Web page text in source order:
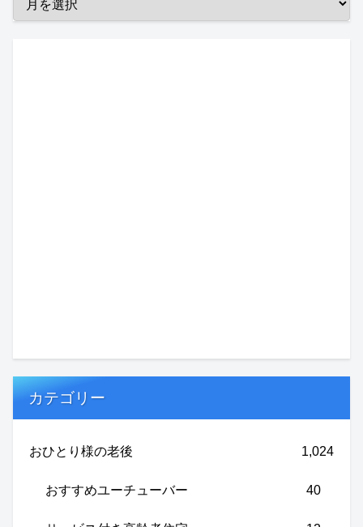
カテゴリー
おひとり様の老後 1,024
おすすめユーチューバー 40